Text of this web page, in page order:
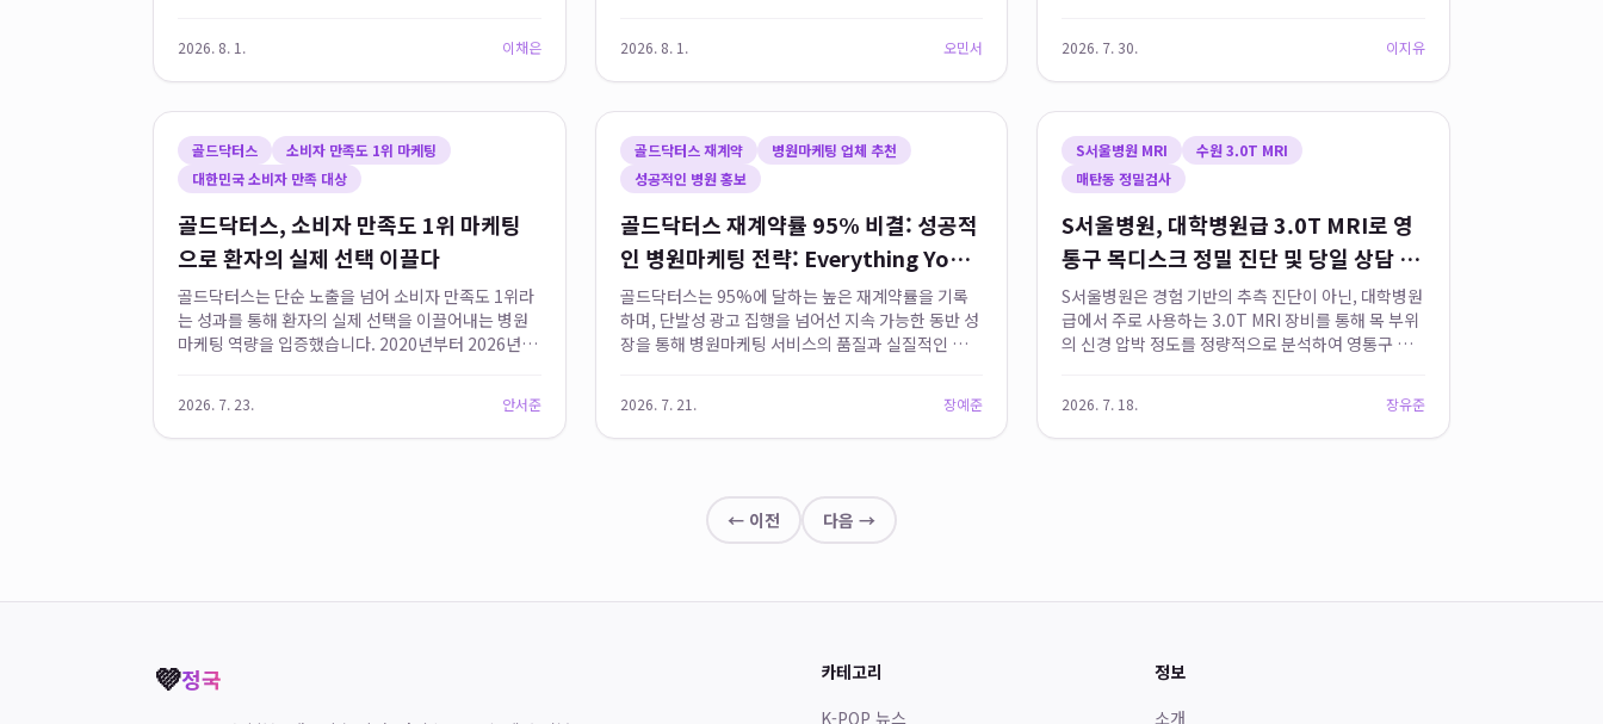
2026. 8. 1. 이채은
디지...
2026. 8. 1. 오민서 2026. 7. 30. 이지유
골드닥터스
소비자 만족도 1위 마케팅
대한민국 소비자 만족 대상
골드닥터스, 소비자 만족도 1위 마케팅
으로 환자의 실제 선택 이끌다
골드닥터스는 단순 노출을 넘어 소비자 만족도 1위라
는 성과를 통해 환자의 실제 선택을 이끌어내는 병원
마케팅 역량을 입증했습니다. 2020년부터 2026년까
2023년 대한민국 소비...
2026. 7. 23. 안서준
골드닥터스 재계약
병원마케팅 업체 추천
성공적인 병원 홍보
골드닥터스 재계약률 95% 비결: 성공적
인 병원마케팅 전략: Everything You
Need to Know
골드닥터스는 95%에 달하는 높은 재계약률을 기록
하며, 단발성 광고 집행을 넘어선 지속 가능한 동반 성
장을 통해 병원마케팅 서비스의 품질과 실질적인 유입
며, 의료 특화 전문 인력이...
2026. 7. 21. 장예준
S서울병원 MRI
수원 3.0T MRI
매탄동 정밀검사
S서울병원, 대학병원급 3.0T MRI로 영
통구 목디스크 정밀 진단 및 당일 상담 제
공
S서울병원은 경험 기반의 추측 진단이 아닌, 대학병원
급에서 주로 사용하는 3.0T MRI 장비를 통해 목 부위
의 신경 압박 정도를 정량적으로 분석하여 영통구 목
주하여 검사 결과를 직접...
2026. 7. 18. 장유준
← 이전 다음 →
💜정국
카테고리
K-POP 뉴스
정보
소개